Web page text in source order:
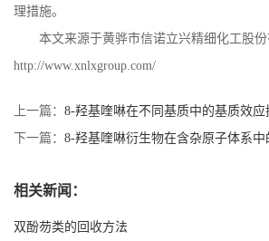
理措施。
本文来源于黄骅市信诺立兴精细化工股份
http://www.xnlxgroup.com/
上一篇： 8-羟基喹啉在不同基质中的基质效应
下一篇： 8-羟基喹啉衍生物在含杂原子体系中
相关新闻：
双酚芴类的回收方法